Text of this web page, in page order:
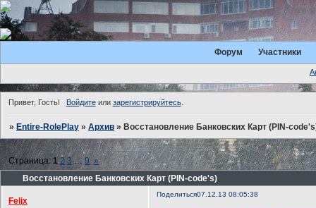
Форум Участники
Привет, Гость! Войдитеили зарегистрируйтесь.
»Entire-RolePlay »Архив »Восстановление Банковских Карт (PIN-
Восстановление Банковских Карт (PIN-code's)
Страница:1 2 3 … 9 »
Поделиться07.12.13 08:05:38
Felix